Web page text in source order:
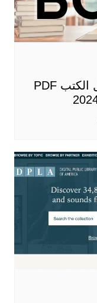
استكشف أضخم مواقع تحميل الكتب PDF